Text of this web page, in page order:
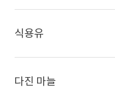
식용유
다진 마늘